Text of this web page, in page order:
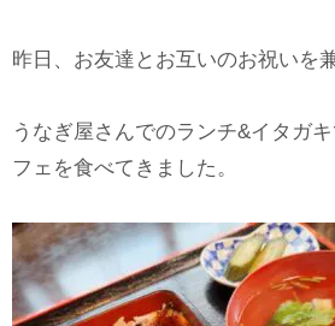
昨日、お友達とお互いのお祝いを
うなぎ屋さんでのランチ&イタガ
フェを食べてきました。